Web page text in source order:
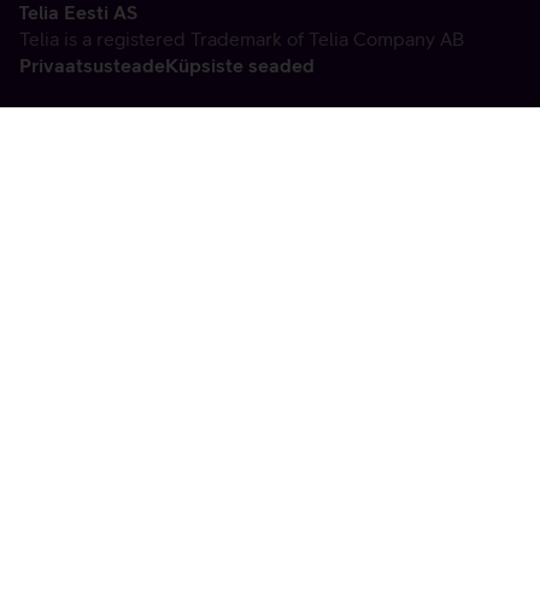
Telia Eesti AS
Telia is a registered Trademark of Telia Company AB
PrivaatsusteadeKüpsiste seaded